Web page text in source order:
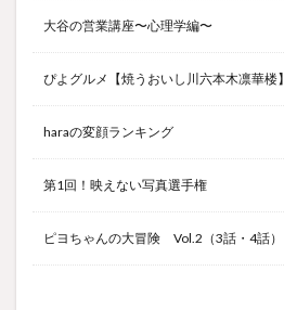
大谷の営業講座〜心理学編〜
ぴよグルメ【焼うおいし川六本木凛華楼】
haraの変顔ランキング
第1回！映えない写真選手権
ピヨちゃんの大冒険 Vol.2（3話・4話）